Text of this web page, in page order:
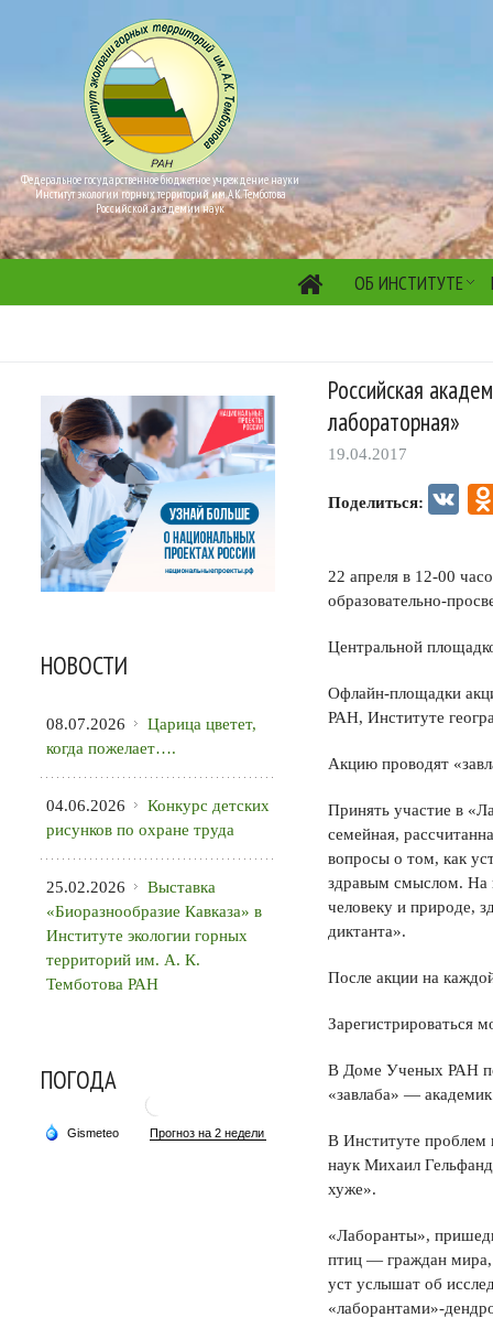
Федеральное государственное бюджетное учреждение науки
Институт экологии горных территорий им. А.К. Темботова
Российской академии наук
ОБ ИНСТИТУТЕ
Российская
лабораторная»
19.04.2017
Поделиться: VK
22 апреля в 12-00
образовательно-
Центральной
Офлайн-площадки
РАН, Институте
Акцию проводят
Принять участие в
семейная,
вопросы о том, как
здравым смыслом. На
человеку и природе,
диктанта».
После акции на
Зарегистрироваться
В Доме Ученых РАН
«завлаба» —
В Институте проблем
наук Михаил
хуже».
«Лаборанты»,
птиц — граждан мира,
уст услышат об
«лаборантами»-
НОВОСТИ
08.07.2026
Царица цветет,
когда пожелает….
04.06.2026
Конкурс детских
рисунков по охране труда
25.02.2026
Выставка
«Биоразнообразие Кавказа» в
Институте экологии горных
территорий им. А. К.
Темботова РАН
ПОГОДА